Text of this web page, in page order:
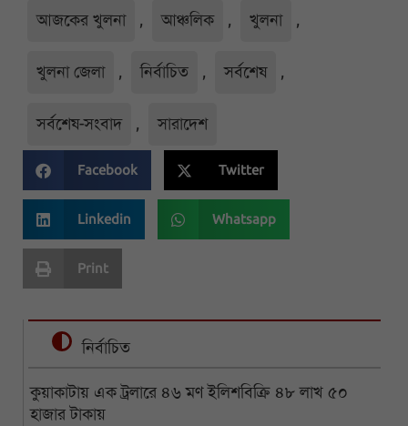
আজকের খুলনা , আঞ্চলিক , খুলনা ,
খুলনা জেলা , নির্বাচিত , সর্বশেষ ,
সর্বশেষ-সংবাদ , সারাদেশ
Facebook Twitter
Linkedin Whatsapp
Print
নির্বাচিত
কুয়াকাটায় এক ট্রলারে ৪৬ মণ ইলিশবিক্রি ৪৮ লাখ ৫০
হাজার টাকায়